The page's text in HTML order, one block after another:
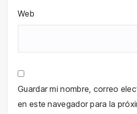
Web
Guardar mi nombre, correo
en este navegador para la